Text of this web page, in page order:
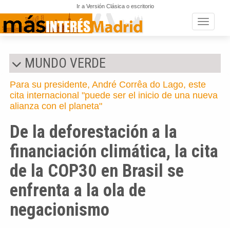
Ir a Versión Clásica o escritorio
Toggle
MUNDO VERDE
Para su presidente, André Corrêa do Lago, este
cita internacional "puede ser el inicio de una nueva
alianza con el planeta"
De la deforestación a la
financiación climática, la cita
de la COP30 en Brasil se
enfrenta a la ola de
negacionismo